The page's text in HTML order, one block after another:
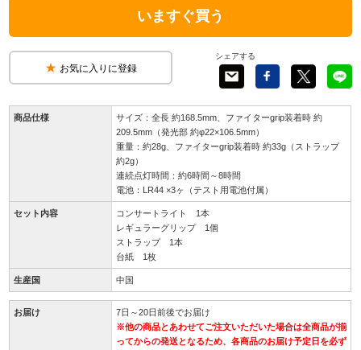
いますぐ買う
お気に入りに登録
シェアする
商品仕様
サイズ：全長 約168.5mm、ファイターgrip装着時 約
209.5mm（発光部 約φ22×106.5mm）
重量：約28g、ファイターgrip装着時 約33g（ストラップ
約2g）
連続点灯時間：約6時間～8時間
電池：LR44 ×3ヶ（テスト用電池付属）
セット内容
コンサートライト 1本
レギュラーグリップ 1個
ストラップ 1本
台紙 1枚
生産国 中国
お届け
7日～20日前後でお届け
※他の商品とあわせてご注文いただいた場合は全商品が揃
ってからの発送となるため、各商品のお届け予定日を必ず